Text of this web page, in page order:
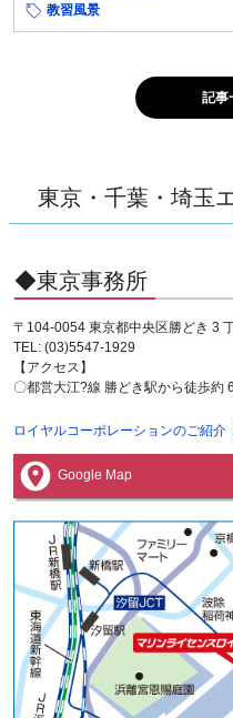
教習風景
記事
東京・千葉・埼玉
◆東京事務所
〒104-0054 東京都中央区勝どき 3
TEL: (03)5547-1929
【アクセス】
〇都営大江?線 勝どき駅から徒歩約
ロイヤルコーポレーションのご紹介
Google Map